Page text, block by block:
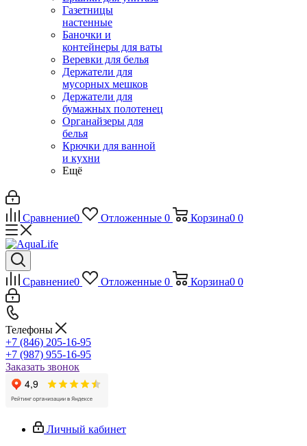
Газетницы
настенные
Баночки и
контейнеры для ваты
Веревки для белья
Держатели для
мусорных мешков
Держатели для
бумажных полотенец
Органайзеры для
белья
Крючки для ванной
и кухни
Ещё
Сравнение0 Отложенные 0 Корзина0 0
Сравнение0 Отложенные 0 Корзина0 0
Телефоны
+7 (846) 205-16-95
+7 (987) 955-16-95
Заказать звонок
Личный кабинет